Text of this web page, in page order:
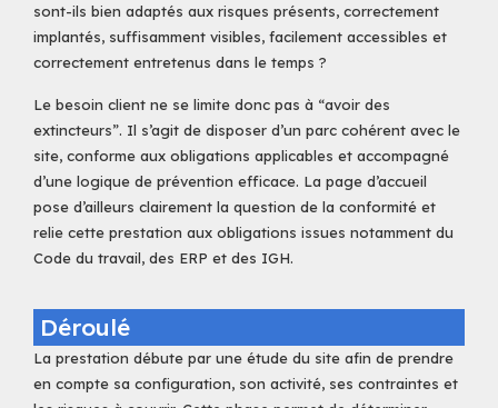
sont-ils bien adaptés aux risques présents, correctement
implantés, suffisamment visibles, facilement accessibles et
correctement entretenus dans le temps ?
Le besoin client ne se limite donc pas à “avoir des
extincteurs”. Il s’agit de disposer d’un parc cohérent avec le
site, conforme aux obligations applicables et accompagné
d’une logique de prévention efficace. La page d’accueil
pose d’ailleurs clairement la question de la conformité et
relie cette prestation aux obligations issues notamment du
Code du travail, des ERP et des IGH.
Déroulé
La prestation débute par une étude du site afin de prendre
en compte sa configuration, son activité, ses contraintes et